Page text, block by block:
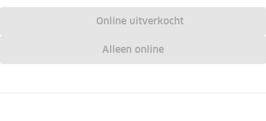
Online uitverkocht
Alleen online